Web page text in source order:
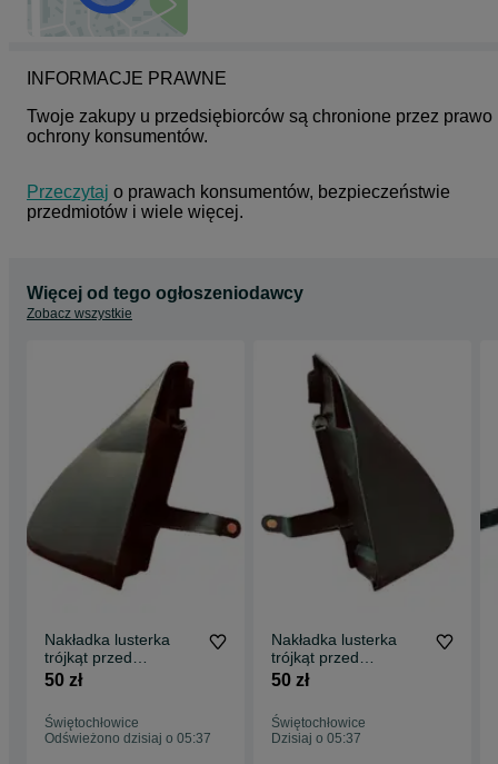
INFORMACJE PRAWNE
Twoje zakupy u przedsiębiorców są chronione przez prawo
ochrony konsumentów.
Przeczytaj o prawach konsumentów, bezpieczeństwie
przedmiotów i wiele więcej.
Więcej od tego ogłoszeniodawcy
Zobacz wszystkie
Nakładka lusterka
trójkąt przed
lusterkiem lewa
50 zł
Świętochłowice
Odświeżono dzisiaj o 05:37
Nakładka lusterka
trójkąt przed
lusterkiem prawa
50 zł
Świętochłowice
Dzisiaj o 05:37